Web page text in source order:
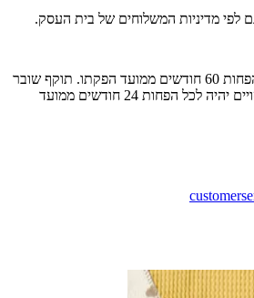
לפי מדיניות המשלוחים של בית העסק.
תוקף שובר כספי הינו לכל הפחות 60 חודשים ממועד הפקתו. תוקף שובר
לרכישת מוצר או שירות מסויים יהיה לכל הפחות 24 חודשים ממועד